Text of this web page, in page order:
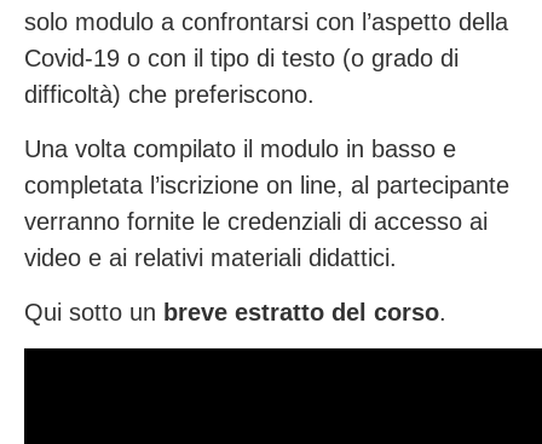
solo modulo a confrontarsi con l’aspetto della
Covid-19 o con il tipo di testo (o grado di
difficoltà) che preferiscono.
Una volta compilato il modulo in basso e
completata l’iscrizione on line, al partecipante
verranno fornite le credenziali di accesso ai
video e ai relativi materiali didattici.
Qui sotto un breve estratto del corso.